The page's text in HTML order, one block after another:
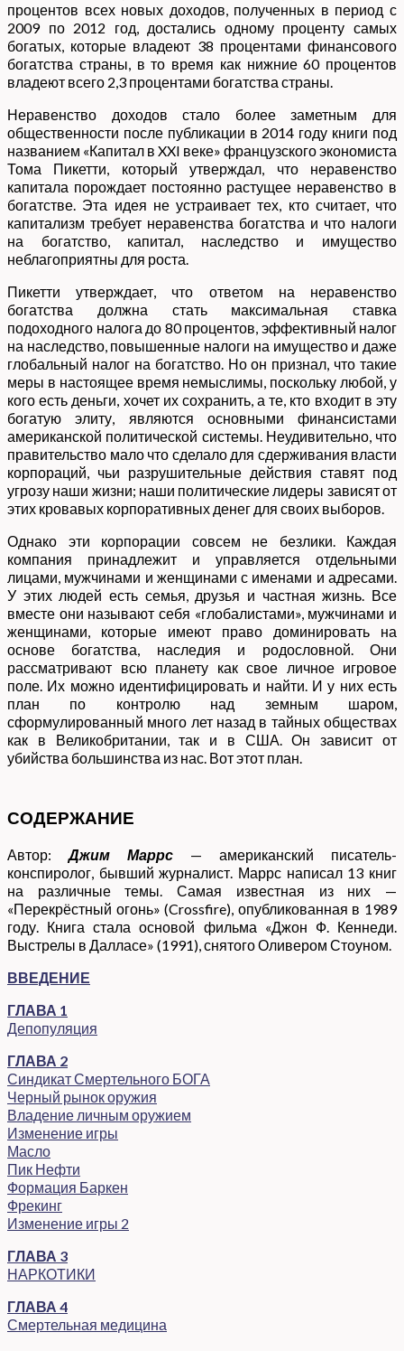
процентов всех новых доходов, полученных в период с
2009 по 2012 год, достались одному проценту самых
богатых, которые владеют 38 процентами финансового
богатства страны, в то время как нижние 60 процентов
владеют всего 2,3 процентами богатства страны.
Неравенство доходов стало более заметным для
общественности после публикации в 2014 году книги под
названием «Капитал в XXI веке» французского экономиста
Тома Пикетти, который утверждал, что неравенство
капитала порождает постоянно растущее неравенство в
богатстве. Эта идея не устраивает тех, кто считает, что
капитализм требует неравенства богатства и что налоги
на богатство, капитал, наследство и имущество
неблагоприятны для роста.
Пикетти утверждает, что ответом на неравенство
богатства должна стать максимальная ставка
подоходного налога до 80 процентов, эффективный налог
на наследство, повышенные налоги на имущество и даже
глобальный налог на богатство. Но он признал, что такие
меры в настоящее время немыслимы, поскольку любой, у
кого есть деньги, хочет их сохранить, а те, кто входит в эту
богатую элиту, являются основными финансистами
американской политической системы. Неудивительно, что
правительство мало что сделало для сдерживания власти
корпораций, чьи разрушительные действия ставят под
угрозу наши жизни; наши политические лидеры зависят от
этих кровавых корпоративных денег для своих выборов.
Однако эти корпорации совсем не безлики. Каждая
компания принадлежит и управляется отдельными
лицами, мужчинами и женщинами с именами и адресами.
У этих людей есть семья, друзья и частная жизнь. Все
вместе они называют себя «глобалистами», мужчинами и
женщинами, которые имеют право доминировать на
основе богатства, наследия и родословной. Они
рассматривают всю планету как свое личное игровое
поле. Их можно идентифицировать и найти. И у них есть
план по контролю над земным шаром,
сформулированный много лет назад в тайных обществах
как в Великобритании, так и в США. Он зависит от
убийства большинства из нас. Вот этот план.
СОДЕРЖАНИЕ
Автор: Джим Маррс — американский писатель-
конспиролог, бывший журналист. Маррс написал 13 книг
на различные темы. Самая известная из них —
«Перекрёстный огонь» (Crossfire), опубликованная в 1989
году. Книга стала основой фильма «Джон Ф. Кеннеди.
Выстрелы в Далласе» (1991), снятого Оливером Стоуном.
ВВЕДЕНИЕ
ГЛАВА 1
Депопуляция
ГЛАВА 2
Синдикат Смертельного БОГА
Черный рынок оружия
Владение личным оружием
Изменение игры
Масло
Пик Нефти
Формация Баркен
Фрекинг
Изменение игры 2
ГЛАВА 3
НАРКОТИКИ
ГЛАВА 4
Смертельная медицина